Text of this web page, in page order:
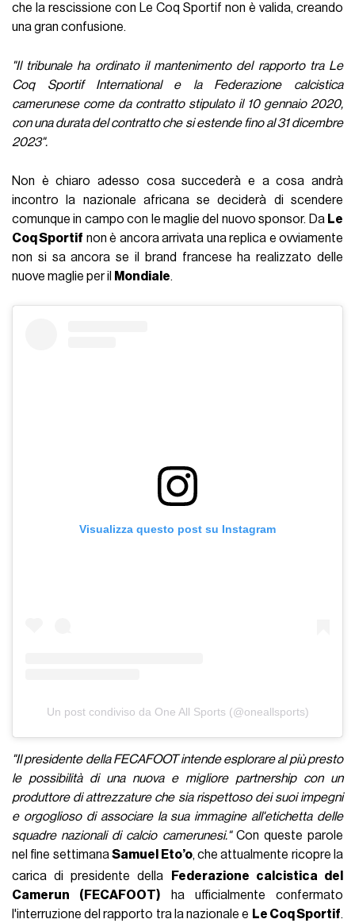
che la rescissione con Le Coq Sportif non è valida, creando
una gran confusione.
"Il tribunale ha ordinato il mantenimento del rapporto tra Le
Coq Sportif International e la Federazione calcistica
camerunese come da contratto stipulato il 10 gennaio 2020,
con una durata del contratto che si estende fino al 31 dicembre
2023".
Non è chiaro adesso cosa succederà e a cosa andrà
incontro la nazionale africana se deciderà di scendere
comunque in campo con le maglie del nuovo sponsor. Da Le
Coq Sportif non è ancora arrivata una replica e ovviamente
non si sa ancora se il brand francese ha realizzato delle
nuove maglie per il
Mondiale.
Visualizza questo post su Instagram
Un post condiviso da One All Sports (@oneallsports)
"Il presidente della FECAFOOT intende esplorare al più presto
le possibilità di una nuova e migliore partnership con un
produttore di attrezzature che sia rispettoso dei suoi impegni
e orgoglioso di associare la sua immagine all'etichetta delle
squadre nazionali di calcio camerunesi." Con queste parole
nel fine settimanaSamuel Eto’o, che attualmente ricopre la
carica di presidente della
Federazione calcistica del
Camerun (FECAFOOT)
ha ufficialmente confermato
l'interruzione del rapporto tra la nazionale e Le Coq Sportif.